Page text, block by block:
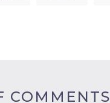
COMMENTS